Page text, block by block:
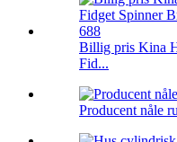
Billig pris Kina
Fid...
Producent nåle